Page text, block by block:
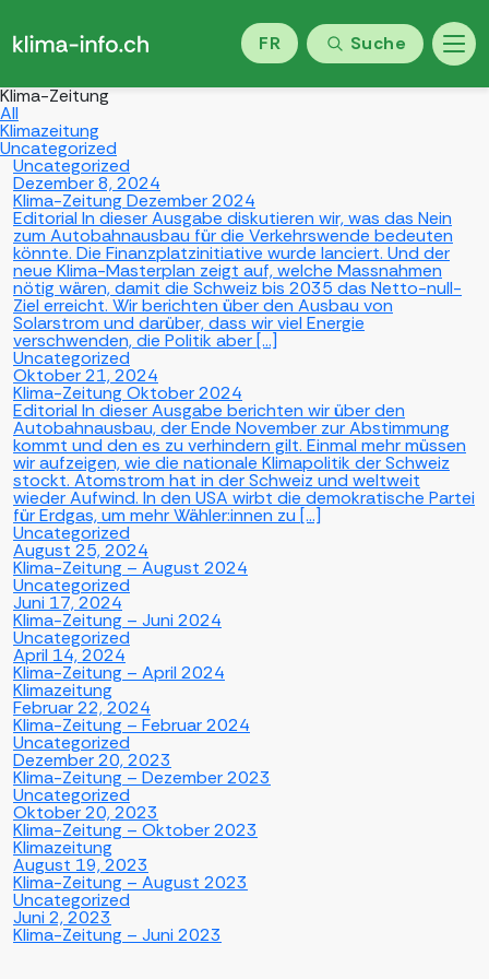
FR Suche
Klima-Zeitung
All
Klimazeitung
Uncategorized
Uncategorized
Dezember 8, 2024
Klima-Zeitung Dezember 2024
Editorial In dieser Ausgabe diskutieren wir, was das Nein
zum Autobahnausbau für die Verkehrswende bedeuten
könnte. Die Finanzplatzinitiative wurde lanciert. Und der
neue Klima-Masterplan zeigt auf, welche Massnahmen
nötig wären, damit die Schweiz bis 2035 das Netto-null-
Ziel erreicht. Wir berichten über den Ausbau von
Solarstrom und darüber, dass wir viel Energie
verschwenden, die Politik aber […]
Uncategorized
Oktober 21, 2024
Klima-Zeitung Oktober 2024
Editorial In dieser Ausgabe berichten wir über den
Autobahnausbau, der Ende November zur Abstimmung
kommt und den es zu verhindern gilt. Einmal mehr müssen
wir aufzeigen, wie die nationale Klimapolitik der Schweiz
stockt. Atomstrom hat in der Schweiz und weltweit
wieder Aufwind. In den USA wirbt die demokratische Partei
für Erdgas, um mehr Wähler:innen zu […]
Uncategorized
August 25, 2024
Klima-Zeitung – August 2024
Uncategorized
Juni 17, 2024
Klima-Zeitung – Juni 2024
Uncategorized
April 14, 2024
Klima-Zeitung – April 2024
Klimazeitung
Februar 22, 2024
Klima-Zeitung – Februar 2024
Uncategorized
Dezember 20, 2023
Klima-Zeitung – Dezember 2023
Uncategorized
Oktober 20, 2023
Klima-Zeitung – Oktober 2023
Klimazeitung
August 19, 2023
Klima-Zeitung – August 2023
Uncategorized
Juni 2, 2023
Klima-Zeitung – Juni 2023